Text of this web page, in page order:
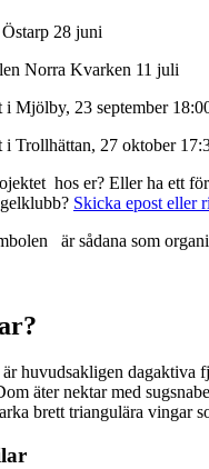
28 juni
Norra Kvarken 11 juli
Mjölby, 23 september
Trollhättan, 27 oktober
hos er? Eller ha ett
Skicka epost eller
är sådana som
är huvudsakligen dagaktiva
äter nektar med
brett triangulära vingar